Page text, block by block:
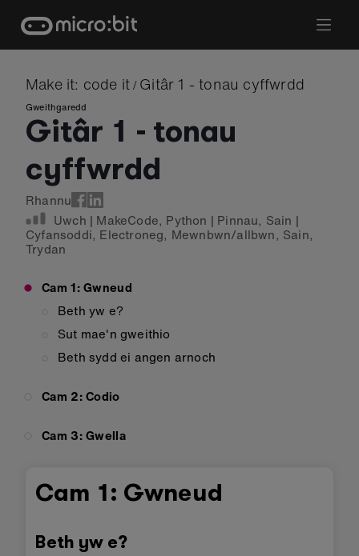
content
Make it: code it / Gitâr 1 - tonau cyffwrdd
Gweithgaredd
Gitâr 1 - tonau
cyffwrdd
Rhannu
Uwch | MakeCode, Python | Pinnau, Sain |
Cyfansoddi, Electroneg, Mewnbwn/allbwn, Sain,
Trydan
Cam 1: Gwneud
Beth yw e?
Sut mae'n gweithio
Beth sydd ei angen arnoch
Cam 2: Codio
Cam 3: Gwella
Cam 1: Gwneud
Beth yw e?